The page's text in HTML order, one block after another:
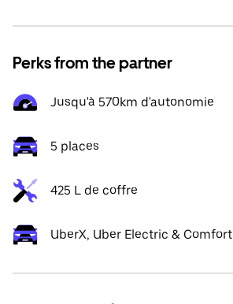
Perks from the partner
Jusqu'à 570km d'autonomie
5 places
425 L de coffre
UberX, Uber Electric & Comfort